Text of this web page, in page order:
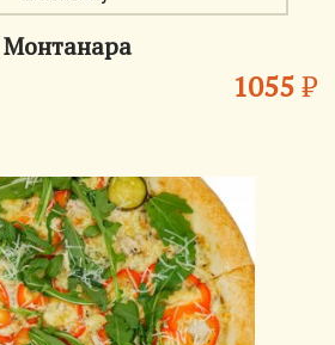
Монтанара
1055₽